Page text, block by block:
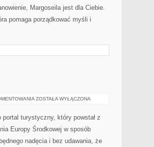
Margoseila jest dla Ciebie.
pomaga porządkować myśli i
SZLAKI
ZOSTAŁA WYŁĄCZONA
portal turystyczny, który powstał z
Europy Środkowej w sposób
nadęcia i bez udawania, że